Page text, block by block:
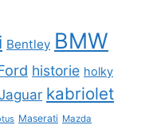
Bentley BMW
historie holky
kabriolet
Maserati Mazda